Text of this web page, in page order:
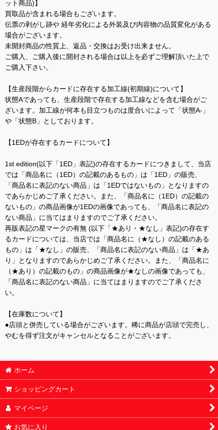
ット商品)】
買取品が含まれる場合もございます。
伝票の剥がし跡や 経年劣化による外装及び内容物の品質変化がある
場合がございます。
未開封商品の性質上、返品・交換はお受け出来ません。
ご購入、ご購入後に開封される場合は以上を必ずご理解頂いた上で
ご購入下さい。
【生産段階からカードに存在する加工線(初期線)について】
状態Aであっても、生産段階で存在する加工線などを含む場合がご
ざいます。加工線が何本も目立つものは度合いによって「状態A-」
や「状態B」としております。
【1EDが存在するカードについて】
1st edition(以下「1ED」表記)の存在するカードにつきまして、当店
では「商品名に（1ED）の記載のあるもの」は「1ED」の販売、
「商品名に表記のない商品」は「1EDではないもの」となりますの
であらかじめご了承ください。また、「商品名に（1ED）の記載の
ないもの」の商品画像が1EDの画像であっても、「商品名に表記の
ない商品」に当てはまりますのでご了承ください。
再販表記の星マークの有無 (以下「★あり・★なし」表記)の存在す
るカードについては、当店では「商品名に（★なし）の記載のある
もの」は「★なし」の販売、「商品名に表記のない商品」は「★あ
り」となりますのであらかじめご了承ください。また、「商品名に
（★あり）の記載のもの」の商品画像が★なしの画像であっても、
「商品名に表記のない商品」に当てはまりますのでご了承くださ
い。
【在庫数について】
●店頭と併売している場合がございます。稀に商品が店頭で完売し、
やむを得ず注文がキャンセルとなることがございます。
ホーム
ショッピングカート
マイページ
お気に入り